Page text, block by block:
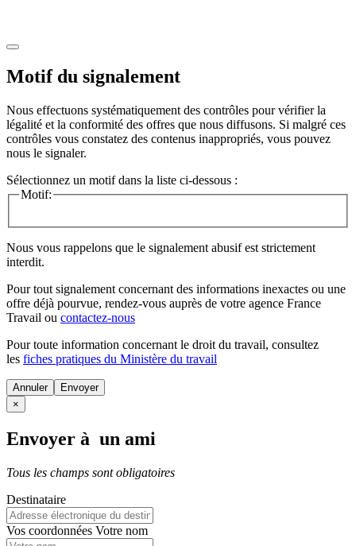
Motif du signalement
Nous effectuons systématiquement des contrôles pour vérifier la
légalité et la conformité des offres que nous diffusons. Si malgré ces
contrôles vous constatez des contenus inappropriés, vous pouvez
nous le signaler.
Sélectionnez un motif dans la liste ci-dessous :
Motif:
Nous vous rappelons que le signalement abusif est strictement
interdit.
Pour tout signalement concernant des informations inexactes ou une
offre déjà pourvue, rendez-vous auprès de votre agence France
Travail ou contactez-nous
Pour toute information concernant le droit du travail, consultez
les fiches pratiques du Ministère du travail
Annuler
×
Envoyer à un ami
Tous les champs sont obligatoires
Destinataire
Vos coordonnées Votre nom